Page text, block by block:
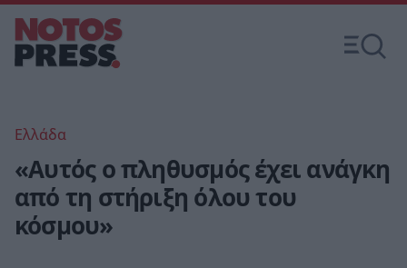
Ελλάδα
«Αυτός ο πληθυσμός έχει ανάγκη
από τη στήριξη όλου του
κόσμου»